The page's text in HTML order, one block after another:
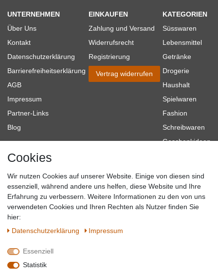
UNTERNEHMEN
Über Uns
Kontakt
Datenschutzerklärung
Barrierefreiheitserklärung
AGB
Impressum
Partner-Links
Blog
EINKAUFEN
Zahlung und Versand
Widerrufsrecht
Registrierung
Vertrag widerrufen
KATEGORIEN
Süsswaren
Lebensmittel
Getränke
Drogerie
Haushalt
Spielwaren
Fashion
Schreibwaren
Geschenkideen
Topmarken
SICHER EINKAUFEN
QUALITÄT
WIR AKZEPTIEREN
Cookies
Wir nutzen Cookies auf unserer Website. Einige von diesen sind
essenziell, während andere uns helfen, diese Website und Ihre
Erfahrung zu verbessern. Weitere Informationen zu den von uns
verwendeten Cookies und Ihren Rechten als Nutzer finden Sie
hier:
Daten­schutz­erklärung
Impressum
Essenziell
Statistik